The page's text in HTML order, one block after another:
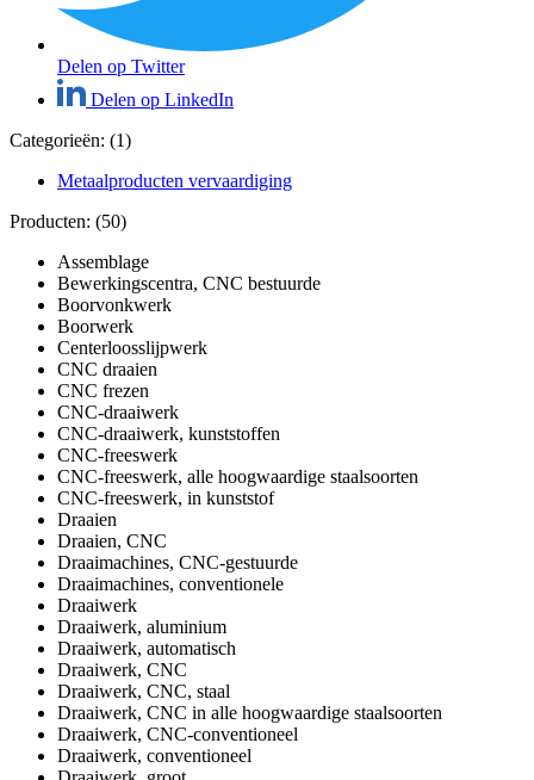
Delen op Twitter
Delen op LinkedIn
Categorieën: (1)
Metaalproducten vervaardiging
Producten: (50)
Assemblage
Bewerkingscentra, CNC bestuurde
Boorvonkwerk
Boorwerk
Centerloosslijpwerk
CNC draaien
CNC frezen
CNC-draaiwerk
CNC-draaiwerk, kunststoffen
CNC-freeswerk
CNC-freeswerk, alle hoogwaardige staalsoorten
CNC-freeswerk, in kunststof
Draaien
Draaien, CNC
Draaimachines, CNC-gestuurde
Draaimachines, conventionele
Draaiwerk
Draaiwerk, aluminium
Draaiwerk, automatisch
Draaiwerk, CNC
Draaiwerk, CNC, staal
Draaiwerk, CNC in alle hoogwaardige staalsoorten
Draaiwerk, CNC-conventioneel
Draaiwerk, conventioneel